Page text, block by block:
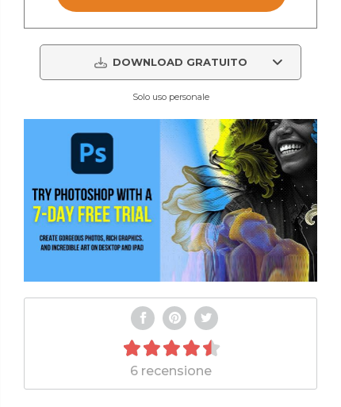
DOWNLOAD GRATUITO
Solo uso personale
6 recensione